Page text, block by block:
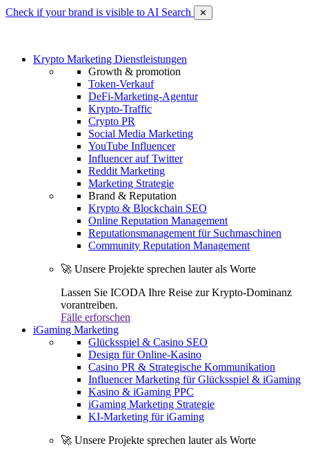
Check if your brand is visible to AI Search ✕
Krypto Marketing Dienstleistungen
Growth & promotion
Token-Verkauf
DeFi-Marketing-Agentur
Krypto-Traffic
Crypto PR
Social Media Marketing
YouTube Influencer
Influencer auf Twitter
Reddit Marketing
Marketing Strategie
Brand & Reputation
Krypto & Blockchain SEO
Online Reputation Management
Reputationsmanagement für Suchmaschinen
Community Reputation Management
🚀 Unsere Projekte sprechen lauter als Worte
Lassen Sie ICODA Ihre Reise zur Krypto-Dominanz
vorantreiben.
Fälle erforschen
iGaming Marketing
Glücksspiel & Casino SEO
Design für Online-Kasino
Casino PR & Strategische Kommunikation
Influencer Marketing für Glücksspiel & iGaming
Kasino & iGaming PPC
iGaming Marketing Strategie
KI-Marketing für iGaming
🚀 Unsere Projekte sprechen lauter als Worte